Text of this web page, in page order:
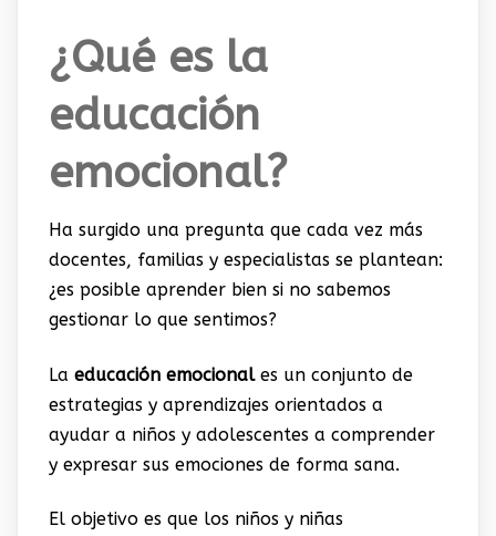
¿Qué es la
educación
emocional?
Ha surgido una pregunta que cada vez más
docentes, familias y especialistas se plantean:
¿es posible aprender bien si no sabemos
gestionar lo que sentimos?
La educación emocionales un conjunto de
estrategias y aprendizajes orientados a
ayudar a niños y adolescentes a comprender
y expresar sus emociones de forma sana.
El objetivo es que los niños y niñas